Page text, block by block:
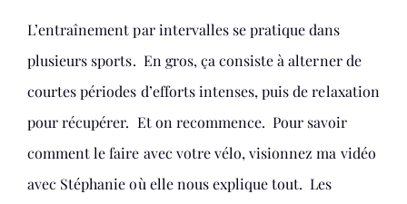
L’entraînement par intervalles se pratique dans
plusieurs sports. En gros, ça consiste à alterner de
courtes périodes d’efforts intenses, puis de relaxation
pour récupérer. Et on recommence. Pour savoir
comment le faire avec votre vélo, visionnez ma vidéo
avec Stéphanie où elle nous explique tout. Les